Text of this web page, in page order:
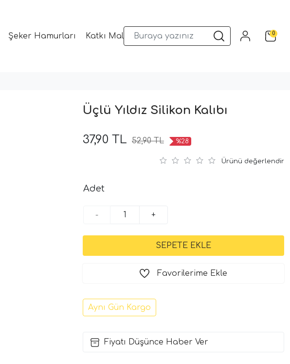
Şeker Hamurları Katkı Malzemeleri Sunum Gereçleri Kalıplar0
Üçlü Yıldız Silikon Kalıbı
37,90 TL 52,90 TL %28
Ürünü değerlendir
Adet
- +
Favorilerime Ekle
Aynı Gün Kargo
Fiyatı Düşünce Haber Ver